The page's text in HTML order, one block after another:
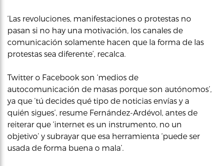
‘Las revoluciones, manifestaciones o protestas no
pasan si no hay una motivación, los canales de
comunicación solamente hacen que la forma de las
protestas sea diferente’, recalca.
Twitter o Facebook son ‘medios de
autocomunicación de masas porque son autónomos’,
ya que ‘tú decides qué tipo de noticias envías y a
quién sigues’, resume Fernández-Ardévol, antes de
reiterar que ‘internet es un instrumento, no un
objetivo’ y subrayar que esa herramienta ‘puede ser
usada de forma buena o mala’.